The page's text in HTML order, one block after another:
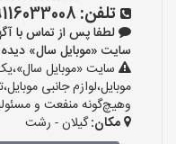
تلفن:
لطفا پس از تماس با
سایت «موبایل سال» دیده ام و کد
سایت «موبایل
موبایل،لوازم جانبی
وهیچ‌گونه منفعت و
مکان:گیلان - رشت